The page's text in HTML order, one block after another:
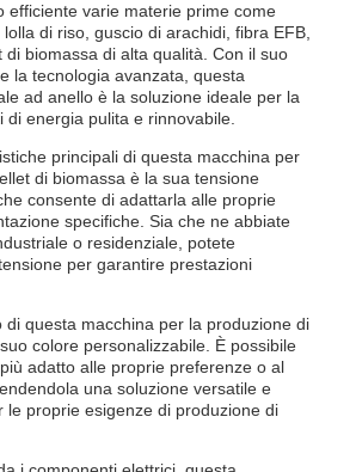
efficiente varie materie prime come
di riso, guscio di arachidi, fibra EFB,
di biomassa di alta qualità. Con il suo
la tecnologia avanzata, questa
ad anello è la soluzione ideale per la
di energia pulita e rinnovabile.
principali di questa macchina per
di biomassa è la sua tensione
consente di adattarla alle proprie
specifiche. Sia che ne abbiate
o residenziale, potete
per garantire prestazioni
di questa macchina per la produzione di
colore personalizzabile. È possibile
adatto alle proprie preferenze o al
una soluzione versatile e
le proprie esigenze di produzione di